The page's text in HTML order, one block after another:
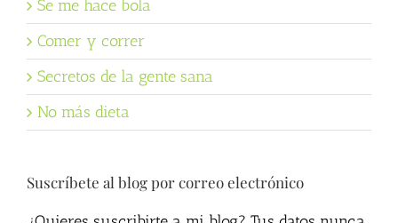
Se me hace bola
Comer y correr
Secretos de la gente sana
No más dieta
Suscríbete al blog por correo electrónico